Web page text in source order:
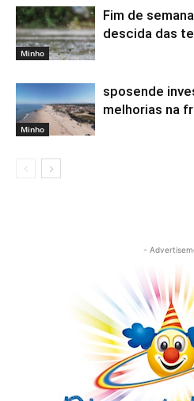
Minho
Fim de
descida das
Minho
sposende
melhorias na
-